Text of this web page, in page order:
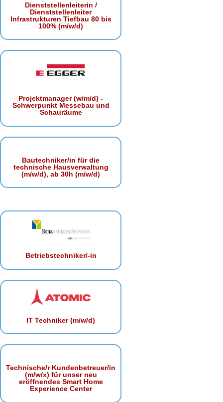
Dienststellenleiterin /
Dienststellenleiter
Infrastrukturen Tiefbau 80 bis
100% (m/w/d)
Projektmanager (w/m/d) -
Schwerpunkt Messebau und
Schauräume
Bautechniker/in für die
technische Hausverwaltung
(m/w/d), ab 30h (m/w/d)
Betriebstechniker/-in
IT Techniker (m/w/d)
Technische/r Kundenbetreuer/in
(m/w/x) für unser neu
eröffnendes Smart Home
Experience Center